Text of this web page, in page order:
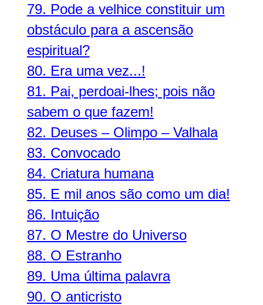
79. Pode a velhice constituir um
obstáculo para a ascensão
espiritual?
80. Era uma vez...!
81. Pai, perdoai-lhes; pois não
sabem o que fazem!
82. Deuses – Olimpo – Valhala
83. Convocado
84. Criatura humana
85. E mil anos são como um dia!
86. Intuição
87. O Mestre do Universo
88. O Estranho
89. Uma última palavra
90. O anticristo